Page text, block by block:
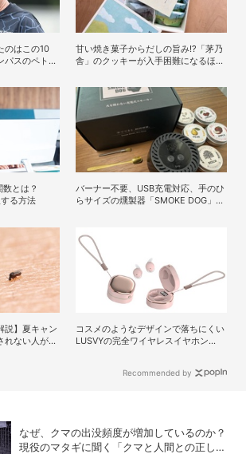
のはこの10
パスのペトロ
甘い焼き菓子からだしの旨み!?「茅乃
舎」のクッキーが入手困難になるほど
数とは？
る方法
バーナー不要、USB充電対応、手のひ
らサイズの燻製器「SMOKE DOG」で
説】夏キャン
れない人がや
コスメのようなデザインで落ちにくい
LUSVYの完全ワイヤレスイヤホン
Recommended by
なぜ、クマの出没頻度が増加しているのか？
現役のマタギに聞く「クマと人間との正しい